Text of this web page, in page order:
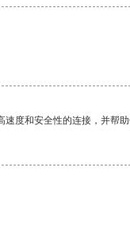
度和安全性的连接，并帮助